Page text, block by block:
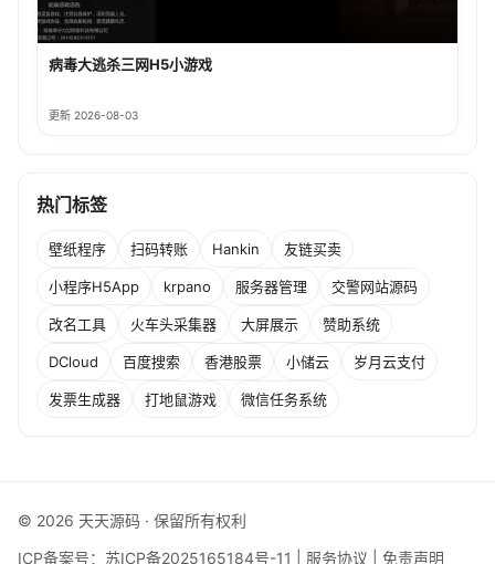
病毒大逃杀三网H5小游戏
更新 2026-08-03
热门标签
壁纸程序 扫码转账 Hankin 友链买卖
小程序H5App krpano 服务器管理 交警网站源码
改名工具 火车头采集器 大屏展示 赞助系统
DCloud 百度搜索 香港股票 小储云 岁月云支付
发票生成器 打地鼠游戏 微信任务系统
© 2026 天天源码 · 保留所有权利
ICP备案号： 苏ICP备2025165184号-11 服务协议 免责声明